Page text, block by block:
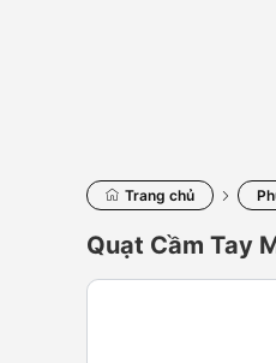
Trang chủ
Quạt Cầm Tay